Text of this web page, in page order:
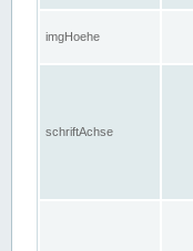
imgHoehe
schriftAchse